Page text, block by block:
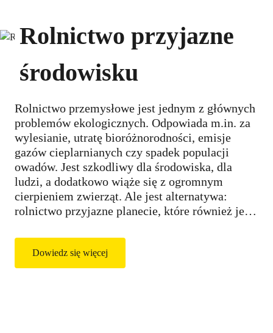
Rolnictwo przyjazne
środowisku
Rolnictwo przemysłowe jest jednym z głównych
problemów ekologicznych. Odpowiada m.in. za
wylesianie, utratę bioróżnorodności, emisje
gazów cieplarnianych czy spadek populacji
owadów. Jest szkodliwy dla środowiska, dla
ludzi, a dodatkowo wiąże się z ogromnym
cierpieniem zwierząt. Ale jest alternatywa:
rolnictwo przyjazne planecie, które również jest
Dowiedz się więcej